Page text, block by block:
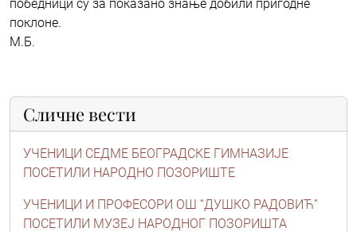
победници су за показано знање добили пригодне
поклоне.
М.Б.
Сличне вести
УЧЕНИЦИ СЕДМЕ БЕОГРАДСКЕ ГИМНАЗИЈЕ
ПОСЕТИЛИ НАРОДНО ПОЗОРИШТЕ
УЧЕНИЦИ И ПРОФЕСОРИ ОШ “ДУШКО РАДОВИЋ”
ПОСЕТИЛИ МУЗЕЈ НАРОДНОГ ПОЗОРИШТА